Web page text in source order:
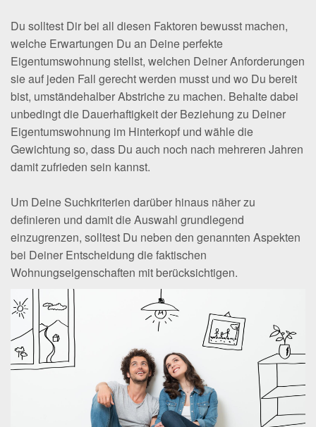
Du solltest Dir bei all diesen Faktoren bewusst machen,
welche Erwartungen Du an Deine perfekte
Eigentumswohnung stellst, welchen Deiner Anforderungen
sie auf jeden Fall gerecht werden musst und wo Du bereit
bist, umständehalber Abstriche zu machen. Behalte dabei
unbedingt die Dauerhaftigkeit der Beziehung zu Deiner
Eigentumswohnung im Hinterkopf und wähle die
Gewichtung so, dass Du auch noch nach mehreren Jahren
damit zufrieden sein kannst.
Um Deine Suchkriterien darüber hinaus näher zu
definieren und damit die Auswahl grundlegend
einzugrenzen, solltest Du neben den genannten Aspekten
bei Deiner Entscheidung die faktischen
Wohnungseigenschaften mit berücksichtigen.